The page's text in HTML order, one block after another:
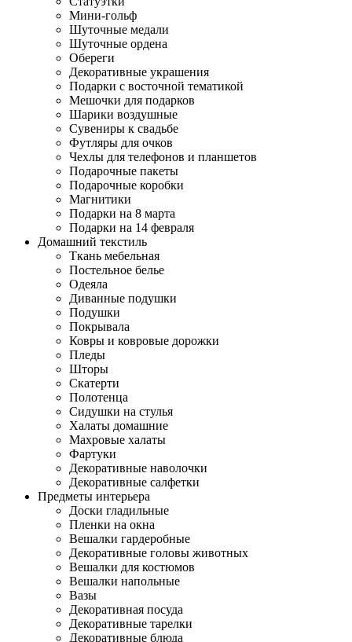
Мини-гольф
Шуточные медали
Шуточные ордена
Обереги
Декоративные украшения
Подарки с восточной тематикой
Мешочки для подарков
Шарики воздушные
Сувениры к свадьбе
Футляры для очков
Чехлы для телефонов и планшетов
Подарочные пакеты
Подарочные коробки
Магнитики
Подарки на 8 марта
Подарки на 14 февраля
Домашний текстиль
Ткань мебельная
Постельное белье
Одеяла
Диванные подушки
Подушки
Покрывала
Ковры и ковровые дорожки
Пледы
Шторы
Скатерти
Полотенца
Сидушки на стулья
Халаты домашние
Махровые халаты
Фартуки
Декоративные наволочки
Декоративные салфетки
Предметы интерьера
Доски гладильные
Пленки на окна
Вешалки гардеробные
Декоративные головы животных
Вешалки для костюмов
Вешалки напольные
Вазы
Декоративная посуда
Декоративные тарелки
Декоративные блюда